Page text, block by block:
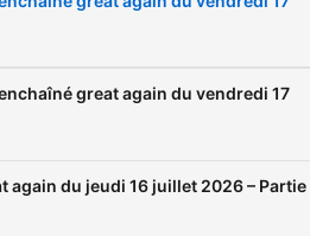
great again du vendredi 17
again du jeudi 16 juillet 2026 – Partie